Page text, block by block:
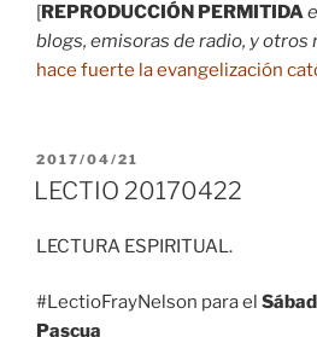
[REPRODUCCIÓN PERMITIDA
blogs, emisoras de radio, y otros
hace fuerte la evangelización
PUBLICADO
EL
2017/04/21
LECTIO 20170422
LECTURA ESPIRITUAL.
#LectioFrayNelson para el
Pascua